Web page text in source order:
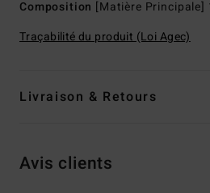
Composition [Matière Principale]
Traçabilité du produit (Loi Agec)
Livraison & Retours
Avis clients